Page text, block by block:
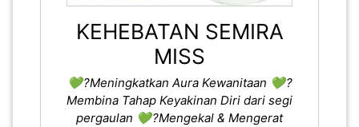
KEHEBATAN SEMIRA
MISS
💚 ?Meningkatkan Aura Kewanitaan 💚 ?
Membina Tahap Keyakinan Diri dari segi
pergaulan 💚 ?Mengekal & Mengerat